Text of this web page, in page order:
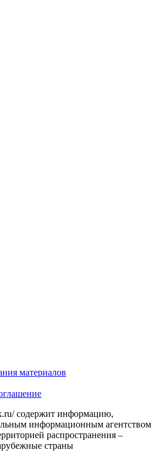
материалов
содержит информацию,
информационным агентством
распространения –
страны